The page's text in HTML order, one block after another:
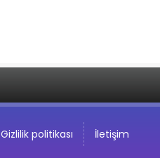
Gizlilik politikası İletişim